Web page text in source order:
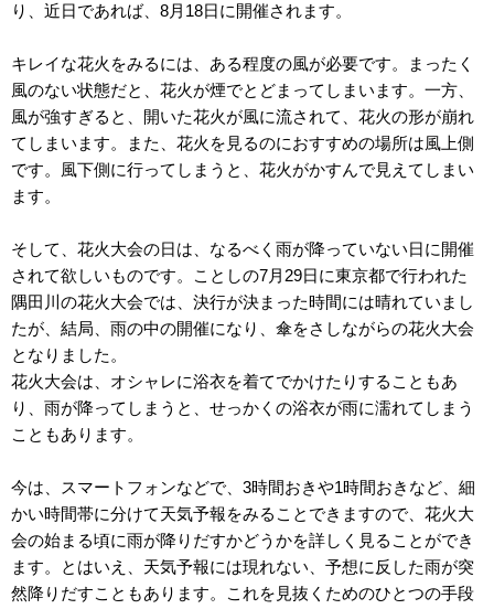
り、近日であれば、8月18日に開催されます。
キレイな花火をみるには、ある程度の風が必要です。まったく
風のない状態だと、花火が煙でとどまってしまいます。一方、
風が強すぎると、開いた花火が風に流されて、花火の形が崩れ
てしまいます。また、花火を見るのにおすすめの場所は風上側
です。風下側に行ってしまうと、花火がかすんで見えてしまい
ます。
そして、花火大会の日は、なるべく雨が降っていない日に開催
されて欲しいものです。ことしの7月29日に東京都で行われた
隅田川の花火大会では、決行が決まった時間には晴れていまし
たが、結局、雨の中の開催になり、傘をさしながらの花火大会
となりました。
花火大会は、オシャレに浴衣を着てでかけたりすることもあ
り、雨が降ってしまうと、せっかくの浴衣が雨に濡れてしまう
こともあります。
今は、スマートフォンなどで、3時間おきや1時間おきなど、細
かい時間帯に分けて天気予報をみることできますので、花火大
会の始まる頃に雨が降りだすかどうかを詳しく見ることができ
ます。とはいえ、天気予報には現れない、予想に反した雨が突
然降りだすこともあります。これを見抜くためのひとつの手段